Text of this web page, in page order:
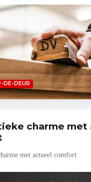
DE-DEUR
charme met
met actueel comfort